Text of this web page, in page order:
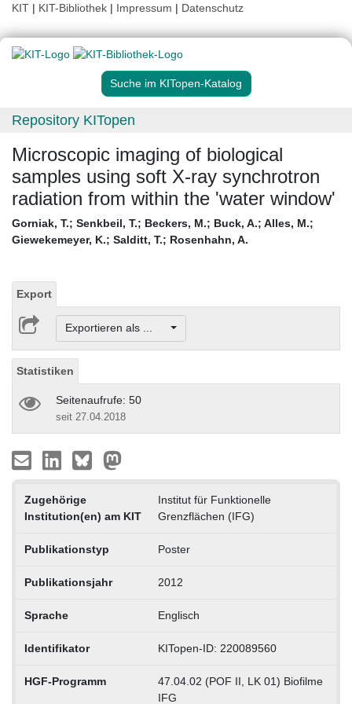
KIT | KIT-Bibliothek | Impressum | Datenschutz
Suche im KITopen-Katalog
Repository KITopen
Microscopic imaging of biological
samples using soft X-ray synchrotron
radiation from within the 'water window'
Gorniak, T.; Senkbeil, T.; Beckers, M.; Buck, A.; Alles, M.;
Giewekemeyer, K.; Salditt, T.; Rosenhahn, A.
Export
Exportieren als ...
Statistiken
Seitenaufrufe: 50
seit 27.04.2018
Zugehörige
Institution(en) am KIT
Institut für Funktionelle
Grenzflächen (IFG)
Publikationstyp Poster
Publikationsjahr 2012
Sprache Englisch
Identifikator KITopen-ID: 220089560
HGF-Programm
47.04.02 (POF II, LK 01) Biofilme
IFG